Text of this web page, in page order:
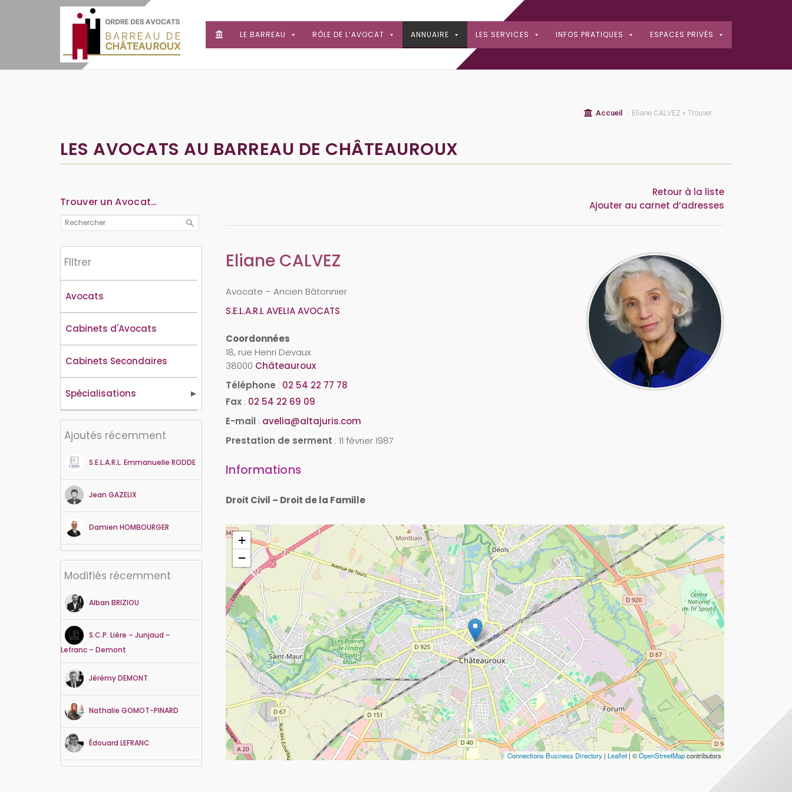
LE BARREAU RÔLE DE L’AVOCAT ANNUAIRE LES SERVICES INFOS PRATIQUES ESPACES PRIVÉS
Accueil Eliane CALVEZ » Trouver...
LES AVOCATS AU BARREAU DE CHÂTEAUROUX
Trouver un Avocat…
Flltrer
Avocats
Cabinets d'Avocats
Cabinets Secondaires
Spécialisations
Ajoutés récemment
S.E.L.A.R.L. Emmanuelle RODDE
Jean GAZELIX
Damien HOMBOURGER
Modifiés récemment
Alban BRIZIOU
S.C.P. Lière – Junjaud –
Lefranc – Demont
JérémyDEMONT
Nathalie GOMOT-PINARD
Édouard LEFRANC
Retour à la liste
Ajouter au carnet d’adresses
Eliane CALVEZ
Avocate – Ancien Bâtonnier
S.E.L.A.R.L AVELIA AVOCATS
Coordonnées
18, rue Henri Devaux
38000 Châteauroux
Téléphone : 02 54 22 77 78
Fax : 02 54 22 69 09
E-mail : avelia@altajuris.com
Prestation de serment : 11 février 1987
Informations
Droit Civil – Droit de la Famille
+
−
Connections Business Directory| Leaflet| ©OpenStreetMapcontributors